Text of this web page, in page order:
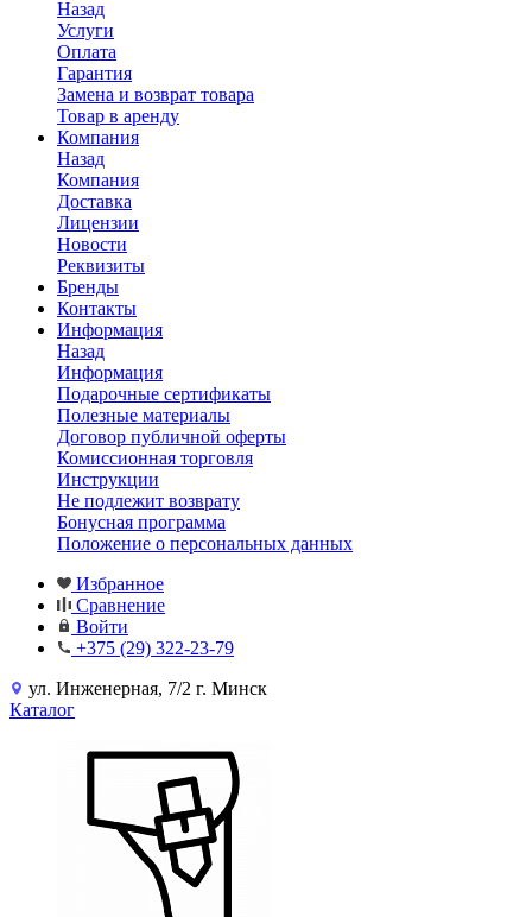
Назад
Услуги
Оплата
Гарантия
Замена и возврат товара
Товар в аренду
Компания
Назад
Компания
Доставка
Лицензии
Новости
Реквизиты
Бренды
Контакты
Информация
Назад
Информация
Подарочные сертификаты
Полезные материалы
Договор публичной оферты
Комиссионная торговля
Инструкции
Не подлежит возврату
Бонусная программа
Положение о персональных данных
Избранное
Сравнение
Войти
+375 (29) 322-23-79
ул. Инженерная, 7/2 г. Минск
Каталог